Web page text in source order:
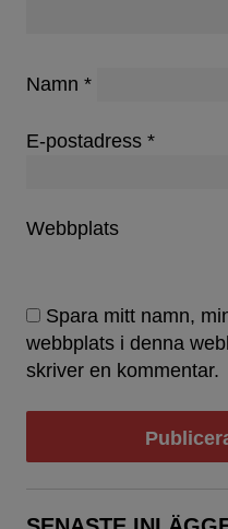
Namn *
E-postadress *
Webbplats
Spara mitt namn,
webbplats i denna
skriver en kommentar.